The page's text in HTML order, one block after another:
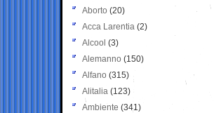
Aborto (20)
Acca Larentia (2)
Alcool (3)
Alemanno (150)
Alfano (315)
Alitalia (123)
Ambiente (341)